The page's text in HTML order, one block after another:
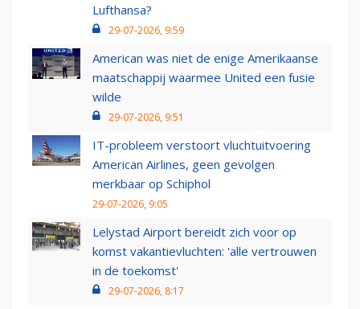
Lufthansa?
29-07-2026, 9:59
American was niet de enige Amerikaanse
maatschappij waarmee United een fusie
wilde
29-07-2026, 9:51
IT-probleem verstoort vluchtuitvoering
American Airlines, geen gevolgen
merkbaar op Schiphol
29-07-2026, 9:05
Lelystad Airport bereidt zich voor op
komst vakantievluchten: 'alle vertrouwen
in de toekomst'
29-07-2026, 8:17